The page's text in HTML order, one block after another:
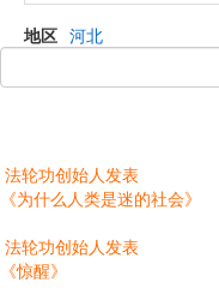
地区 河北
法轮功创始人发表
《为什么人类是迷的社会》
法轮功创始人发表
《惊醒》